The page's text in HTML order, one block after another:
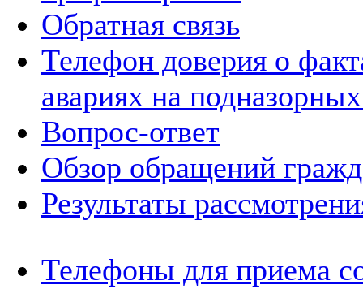
Обратная связь
Телефон доверия о
авариях на
Вопрос-ответ
Обзор обращений
Результаты
Телефоны для приема